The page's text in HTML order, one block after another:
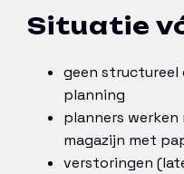
Situatie
geen structureel
planning
planners werken
magazijn met
verstoringen